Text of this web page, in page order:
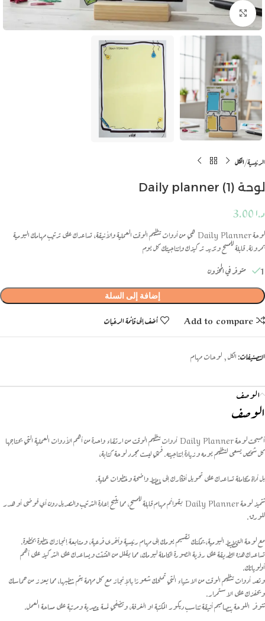
انقر للتكبير
الرئيسية الكل
لوحة Daily planner (1)
د.ا
لوحة Daily Planner هي من أدوات تنظيم الوقت العملية والأنيقة، تساعدك على ترتيب مهامك اليومية
بمرونة. قابلة للمسح وتزيد تركيزك وإنتاجيتك كل يوم
1 متوفر في المخزون
إضافة إلى السلة
Add to compare أضف إلى قائمة الرغبات
التصنيفات: الكل لوحات مهام
الوصف
الوصف
أصبحت لوحة Daily Planner أدوات تنظيم الوقت من ارتقاء واحدة من أهم الأدوات العملية التي يحتاجها
كل شخص يسعى لتنظيم يومه وزيادة إنتاجيته. فهي ليست مجرد لوحة كتابة،
بل أداة متكاملة تساعدك على تحويل أفكارك إلى خطط واضحة وخطوات عملية.
تتميز لوحة Daily Planner بقوائم مهام قابلة للمسح، مما يتيح إعادة الترتيب والتعديل دون أي فوضى أو هدر
للورق.
مع لوحة التخطيط اليومية، يمكنك تقسيم يومك إلى مهام رئيسية وأخرى فرعية، ومتابعة إنجازك خطوة بخطوة.
تساعدك هذه الطريقة على رؤية الصورة الكاملة ليومك، مما يقلل من التشتت ويساعدك على التركيز على أهم
أولوياتك.
وتعد أدوات تنظيم الوقت من الاشياء التي تمنحك شعورًا بالإنجاز مع كل مهمة يتم شطبها، مما يعزز من حماسك
ويحفزك على الاستمرار.
تتوفر اللوحة بتصاميم أنيقة تناسب ديكور المكتبة او الغرفة، وتضفي لمسة عصرية ومرتبة على مساحة العمل.